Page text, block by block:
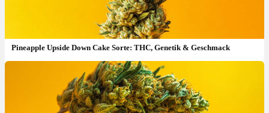
Pineapple Upside Down Cake Sorte: THC, Genetik & Geschmack